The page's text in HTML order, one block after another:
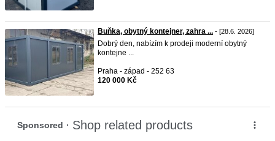
Buňka, obytný kontejner, zahra ... - [28.6. 2026]
Dobrý den, nabízím k prodeji moderní obytný
kontejne ...
Praha - západ - 252 63
120 000 Kč